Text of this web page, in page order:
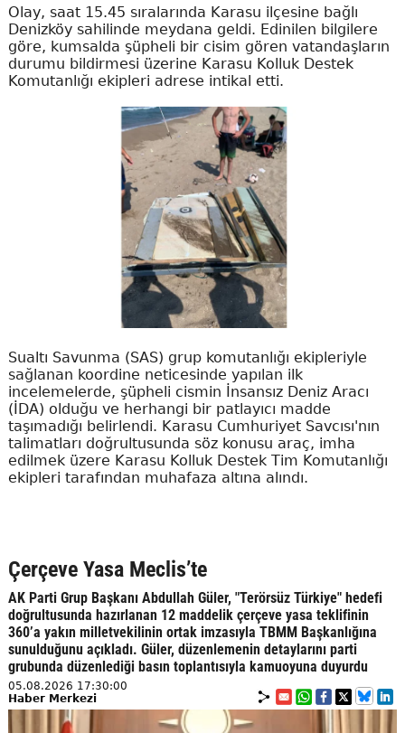
Olay, saat 15.45 sıralarında Karasu ilçesine bağlı
Denizköy sahilinde meydana geldi. Edinilen bilgilere
göre, kumsalda şüpheli bir cisim gören vatandaşların
durumu bildirmesi üzerine Karasu Kolluk Destek
Komutanlığı ekipleri adrese intikal etti.
Sualtı Savunma (SAS) grup komutanlığı ekipleriyle
sağlanan koordine neticesinde yapılan ilk
incelemelerde, şüpheli cismin İnsansız Deniz Aracı
(İDA) olduğu ve herhangi bir patlayıcı madde
taşımadığı belirlendi. Karasu Cumhuriyet Savcısı'nın
talimatları doğrultusunda söz konusu araç, imha
edilmek üzere Karasu Kolluk Destek Tim Komutanlığı
ekipleri tarafından muhafaza altına alındı.
Çerçeve Yasa Meclis’te
AK Parti Grup Başkanı Abdullah Güler, "Terörsüz Türkiye" hedefi
doğrultusunda hazırlanan 12 maddelik çerçeve yasa teklifinin
360’a yakın milletvekilinin ortak imzasıyla TBMM Başkanlığına
sunulduğunu açıkladı. Güler, düzenlemenin detaylarını parti
grubunda düzenlediği basın toplantısıyla kamuoyuna duyurdu
05.08.2026 17:30:00
Haber Merkezi